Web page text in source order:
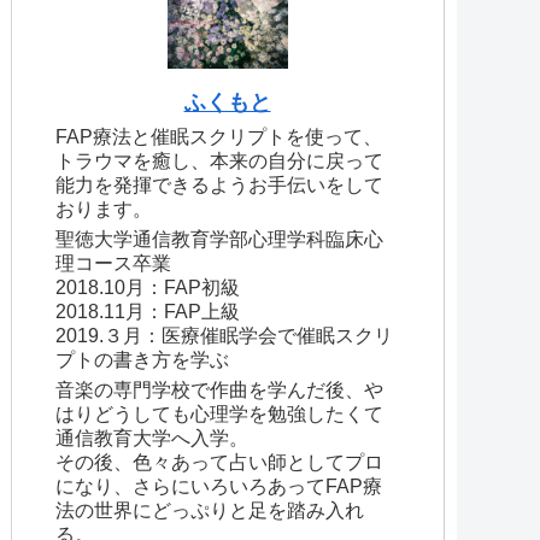
ふくもと
FAP療法と催眠スクリプトを使って、
トラウマを癒し、本来の自分に戻って
能力を発揮できるようお手伝いをして
おります。
聖徳大学通信教育学部心理学科臨床心
理コース卒業
2018.10月：FAP初級
2018.11月：FAP上級
2019.３月：医療催眠学会で催眠スクリ
プトの書き方を学ぶ
音楽の専門学校で作曲を学んだ後、や
はりどうしても心理学を勉強したくて
通信教育大学へ入学。
その後、色々あって占い師としてプロ
になり、さらにいろいろあってFAP療
法の世界にどっぷりと足を踏み入れ
る。